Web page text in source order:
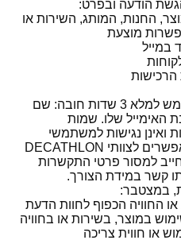
הודעה ובפרט:
החנות, המותג, השירות או
מוצעת
במייל
כדי לשלוח חוות דעת, על המשתמש למלא 3 שדות חובה: שם
האימייל שלו. שמות
ואינן נגישות למשתמשי
אינטרנט אחרים; נתונים אלה מאפשרים לצוותי DECATHLON
למסור פרטי התקשרות
קשר במידת הצורך.
במצטבר:
החוויה הכפוף לחוות הדעת
במוצר, בשירות או בחוויה
או חווית צריכה